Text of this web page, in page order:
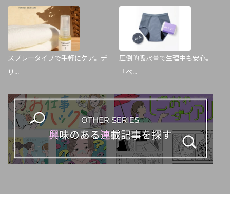
スプレータイプで手軽にケア。デ
リ...
圧倒的吸水量で生理中も安心。
「ベ...